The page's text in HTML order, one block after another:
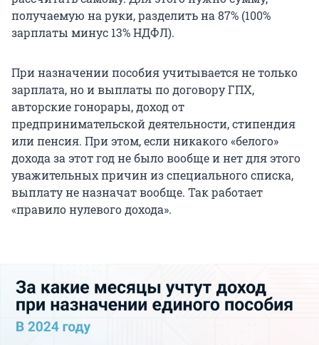
получаемую на руки, разделить на 87% (100%
зарплаты минус 13% НДФЛ).
При назначении пособия учитывается не только
зарплата, но и выплаты по договору ГПХ,
авторские гонорары, доход от
предпринимательской деятельности, стипендия
или пенсия. При этом, если никакого «белого»
дохода за этот год не было вообще и нет для этого
уважительных причин из специального списка,
выплату не назначат вообще. Так работает
«правило нулевого дохода».